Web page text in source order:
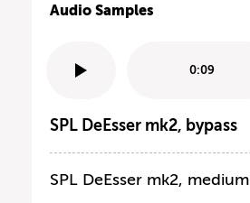
Audio Samples
0:09
SPL DeEsser mk2, bypass
SPL DeEsser mk2, medium